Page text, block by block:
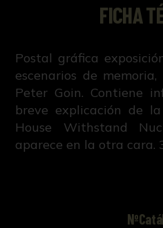
FICHA
Postal gráfica
escenarios de
Peter Goin. Contiene
breve explicación de
House Withstand
aparece en la otra cara.